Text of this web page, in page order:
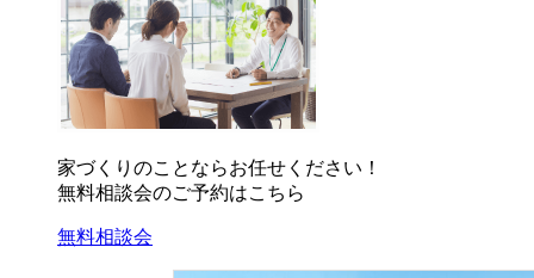
家づくりのことならお任せください！
無料相談会のご予約はこちら
無料相談会